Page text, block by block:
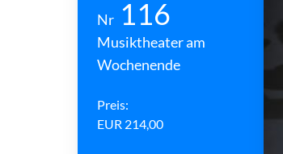
Nr 116
Musiktheater am
Wochenende
Preis:
EUR 214,00